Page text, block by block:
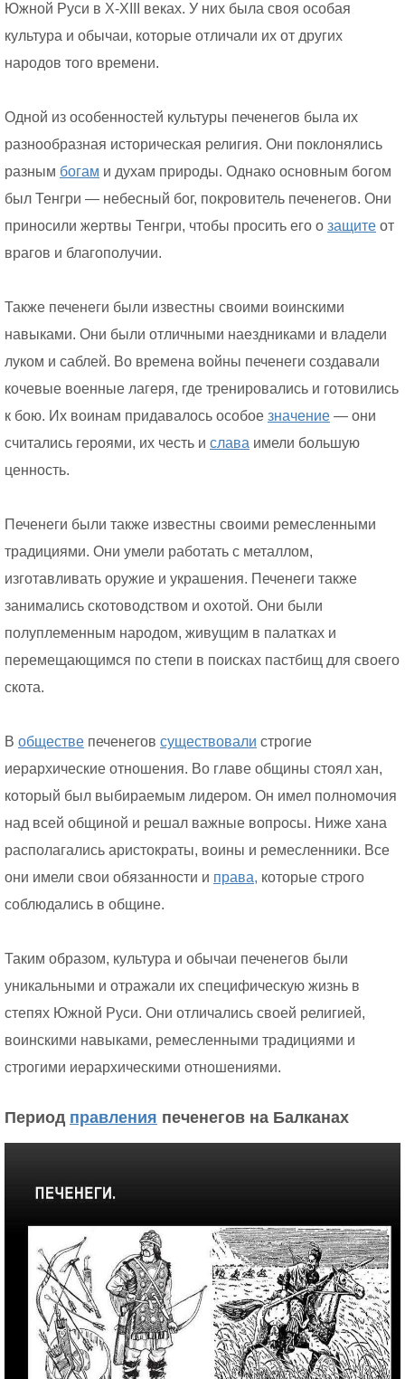
Южной Руси в X-XIII веках. У них была своя особая
культура и обычаи, которые отличали их от других
народов того времени.
Одной из особенностей культуры печенегов была их
разнообразная историческая религия. Они поклонялись
разным богам и духам природы. Однако основным богом
был Тенгри — небесный бог, покровитель печенегов. Они
приносили жертвы Тенгри, чтобы просить его о защите от
врагов и благополучии.
Также печенеги были известны своими воинскими
навыками. Они были отличными наездниками и владели
луком и саблей. Во времена войны печенеги создавали
кочевые военные лагеря, где тренировались и готовились
к бою. Их воинам придавалось особое значение — они
считались героями, их честь и слава имели большую
ценность.
Печенеги были также известны своими ремесленными
традициями. Они умели работать с металлом,
изготавливать оружие и украшения. Печенеги также
занимались скотоводством и охотой. Они были
полуплеменным народом, живущим в палатках и
перемещающимся по степи в поисках пастбищ для своего
скота.
В обществе печенегов существовали строгие
иерархические отношения. Во главе общины стоял хан,
который был выбираемым лидером. Он имел полномочия
над всей общиной и решал важные вопросы. Ниже хана
располагались аристократы, воины и ремесленники. Все
они имели свои обязанности и права, которые строго
соблюдались в общине.
Таким образом, культура и обычаи печенегов были
уникальными и отражали их специфическую жизнь в
степях Южной Руси. Они отличались своей религией,
воинскими навыками, ремесленными традициями и
строгими иерархическими отношениями.
Период правления печенегов на Балканах